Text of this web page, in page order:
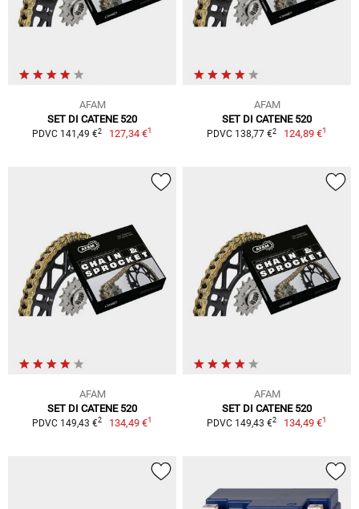
AFAM
SET DI CATENE 520
PDVC 141,49 €2 127,34 €1
AFAM
SET DI CATENE 520
PDVC 138,77 €2 124,89 €1
AFAM
SET DI CATENE 520
PDVC 149,43 €2 134,49 €1
AFAM
SET DI CATENE 520
PDVC 149,43 €2 134,49 €1